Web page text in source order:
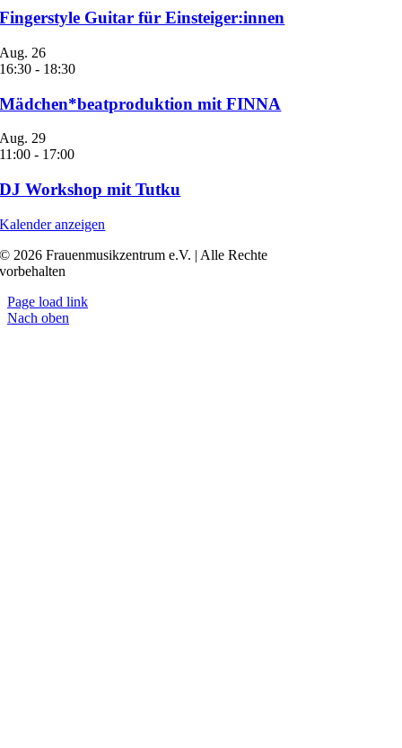
Fingerstyle Guitar für Einsteiger:innen
Aug. 26
16:30 - 18:30
Mädchen*beatproduktion mit FINNA
Aug. 29
11:00 - 17:00
DJ Workshop mit Tutku
Kalender anzeigen
© 2026 Frauenmusikzentrum e.V. | Alle Rechte
vorbehalten
Page load link
Nach oben